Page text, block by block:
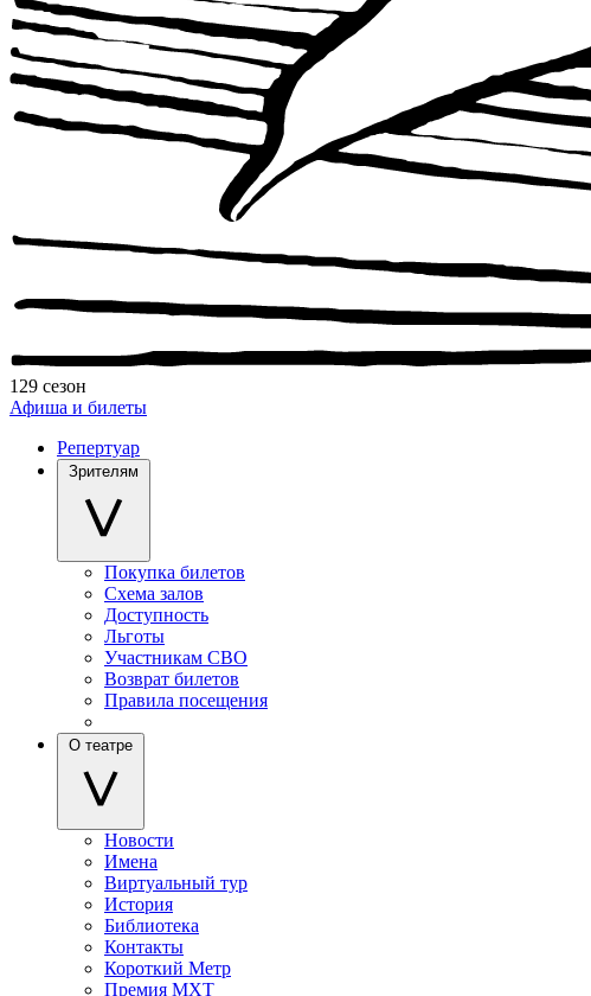
129 сезон
Афиша и билеты
Репертуар
Зрителям
Покупка билетов
Схема залов
Доступность
Льготы
Участникам СВО
Возврат билетов
Правила посещения
О театре
Новости
Имена
Виртуальный тур
История
Библиотека
Контакты
Короткий Метр
Премия МХТ